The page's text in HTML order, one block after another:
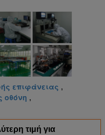
επιφάνειας ,
οθόνη ,
τιμή για